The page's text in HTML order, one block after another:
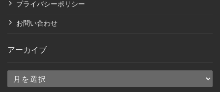
プライバシーポリシー
お問い合わせ
アーカイブ
ア